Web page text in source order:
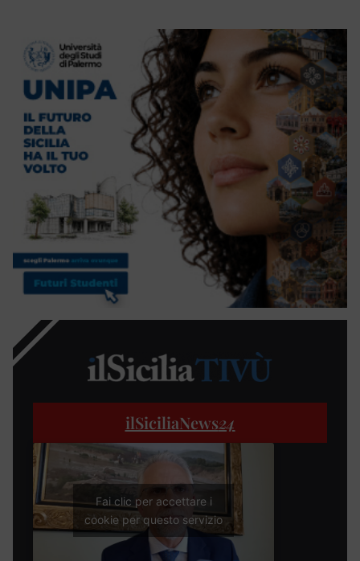
ilSiciliaNews24
Fai clic per accettare i
cookie per questo servizio